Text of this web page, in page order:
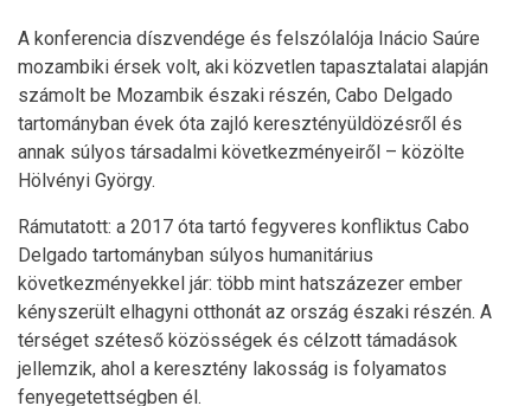
A konferencia díszvendége és felszólalója Inácio Saúre
mozambiki érsek volt, aki közvetlen tapasztalatai alapján
számolt be Mozambik északi részén, Cabo Delgado
tartományban évek óta zajló keresztényüldözésről és
annak súlyos társadalmi következményeiről – közölte
Hölvényi György.
Rámutatott: a 2017 óta tartó fegyveres konfliktus Cabo
Delgado tartományban súlyos humanitárius
következményekkel jár: több mint hatszázezer ember
kényszerült elhagyni otthonát az ország északi részén. A
térséget széteső közösségek és célzott támadások
jellemzik, ahol a keresztény lakosság is folyamatos
fenyegetettségben él.